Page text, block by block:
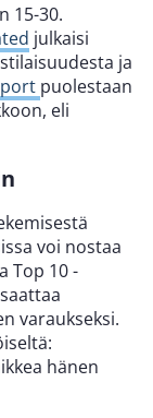
15-30.
julkaisi
ja
puolestaan
eli
voi nostaa
Top 10 -
varaukseksi.
hänen